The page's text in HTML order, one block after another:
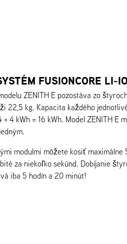
FUSIONCORE LI-
ZENITH E pozostáva zo
22,5 kg. Kapacita každého
× 4 kWh = 16 kWh. Model ZENITH E
modulmi môžete kosiť maximálne
za niekoľko sekúnd. Dobíjanie
iba 5 hodín a 20 minút!